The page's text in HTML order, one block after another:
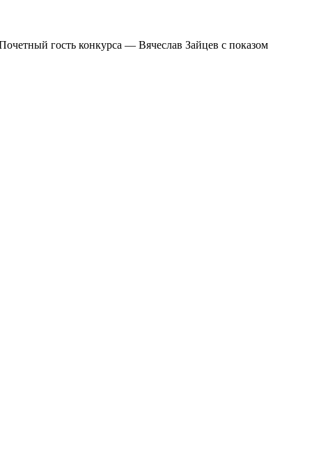
гость конкурса — Вячеслав Зайцев с показом